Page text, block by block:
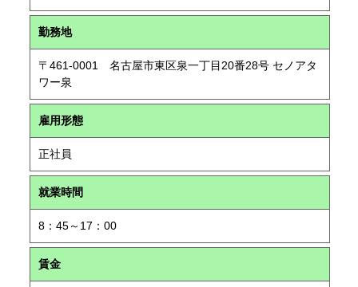
勤務地
〒461-0001 名古屋市東区泉一丁目20番28号 セノアタ
ワー泉
雇用形態
正社員
就業時間
8：45～17：00
賃金